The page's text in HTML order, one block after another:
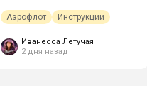
условия и сравнение
Аэрофлот Инструкции
Иванесса Летучая
2 дня назад